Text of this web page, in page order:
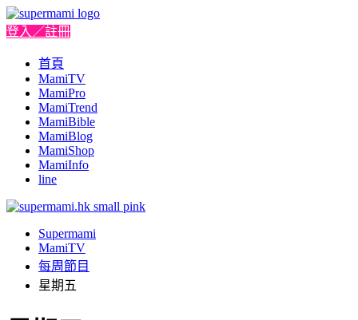
登入／註冊
首頁
MamiTV
MamiPro
MamiTrend
MamiBible
MamiBlog
MamiShop
MamiInfo
line
Supermami
MamiTV
每周節目
星期五